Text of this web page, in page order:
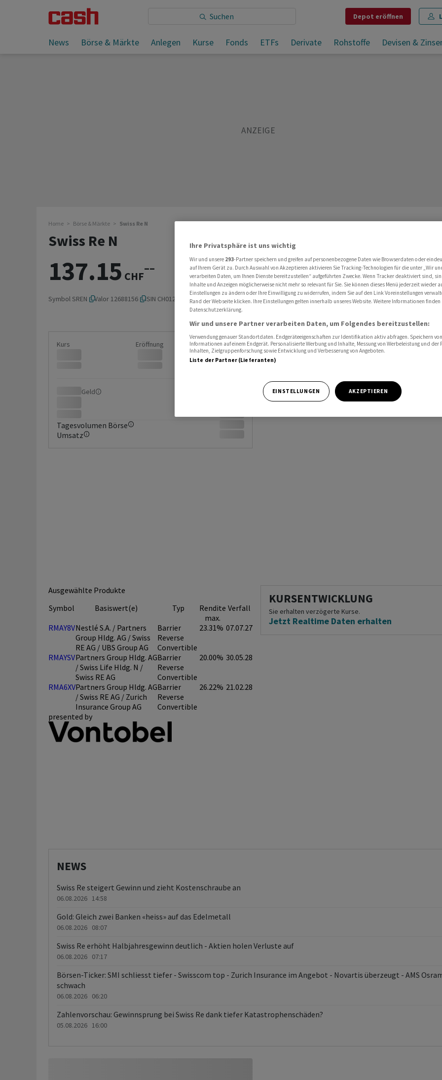
Depot eröffnen
News Börse & Märkte Anlegen Kurse Fonds ETFs Derivate Rohstoffe Devisen &
Home Börse & Märkte Swiss Re N
Swiss Re N
137.15 CHF
––
SymbolSREN Valor 12688156 ISIN CH0126881561
Kurs Eröffnung Vortag
Geld
Tagesvolumen Börse
Umsatz
KURSENTWICKLUNG
Sie erhalten verzögerte Kurse.
Jetzt Realtime Daten erhalten
Ausgewählte Produkte
Symbol
Basiswert(e) Typ
Rendite
max.
Verfall
RMAY8VNestlé S.A. / Partners
Group Hldg. AG / Swiss
RE AG / UBS Group AG
Barrier
Reverse
Convertible
23.31% 07.07.27
RMAYSVPartners Group Hldg. AG
/ Swiss Life Hldg. N /
Swiss RE AG
Barrier
Reverse
Convertible
20.00% 30.05.28
RMA6XVPartners Group Hldg. AG
/ Swiss RE AG / Zurich
Insurance Group AG
Barrier
Reverse
Convertible
26.22% 21.02.28
presented by
NEWS
Swiss Re steigert Gewinn und zieht Kostenschraube an
06.08.2026 14:58
Gold: Gleich zwei Banken «heiss» auf das Edelmetall
06.08.2026 08:07
Swiss Re erhöht Halbjahresgewinn deutlich - Aktien holen Verluste auf
06.08.2026 07:17
Börsen-Ticker: SMI schliesst tiefer - Swisscom top - Zurich Insurance im Angebot - Novartis überzeugt - AMS
schwach
06.08.2026 06:20
Zahlenvorschau: Gewinnsprung bei Swiss Re dank tiefer Katastrophenschäden?
05.08.2026 16:00
Ihre Privatsphäre ist uns wichtig
Wir und unsere 293-Partner speichern und greifen auf personenbezogene Daten wie Browserdaten oder
auf Ihrem Gerät zu. Durch Auswahl von Akzeptieren aktivieren Sie Tracking-Technologien für die unter „Wir
verarbeiten Daten, um Ihnen Dienste bereitzustellen“ aufgeführten Zwecke. Wenn Tracker deaktiviert sind,
Inhalte und Anzeigen möglicherweise nicht mehr so relevant für Sie. Sie können dieses Menü jederzeit wieder
Einstellungen zu ändern oder Ihre Einwilligung zu widerrufen, indem Sie auf den Link Voreinstellungen
Rand der Webseite klicken. Ihre Einstellungen gelten innerhalb unseres Website. Weitere Informationen finden
Datenschutzerklärung.
Wir und unsere Partner verarbeiten Daten, um Folgendes bereitzustellen:
Verwendung genauer Standortdaten. Endgeräteeigenschaften zur Identifikation aktiv abfragen. Speichern
Informationen auf einem Endgerät. Personalisierte Werbung und Inhalte, Messung von Werbeleistung und der
Inhalten, Zielgruppenforschung sowie Entwicklung und Verbesserung von Angeboten.
Liste der Partner (Lieferanten)
EINSTELLUNGEN AKZEPTIEREN